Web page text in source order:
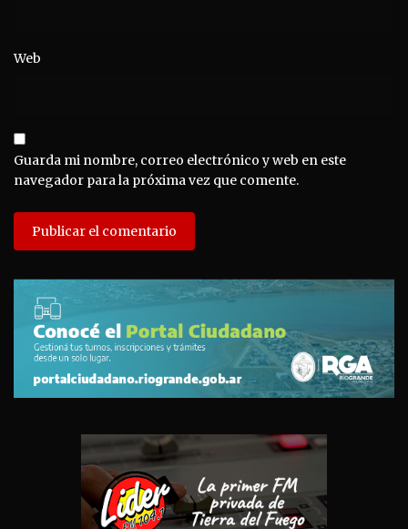
Web
Guarda mi nombre, correo electrónico y web en este
navegador para la próxima vez que comente.